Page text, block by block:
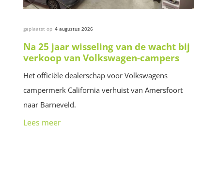
geplaatst op 4 augustus 2026
Na 25 jaar wisseling van de wacht bij
verkoop van Volkswagen-campers
Het officiële dealerschap voor Volkswagens
campermerk California verhuist van Amersfoort
naar Barneveld.
Lees meer